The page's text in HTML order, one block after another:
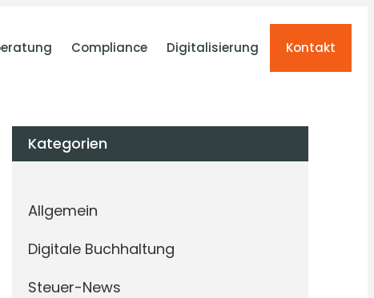
Compliance Digitalisierung Kontakt
Kategorien
Allgemein
Digitale Buchhaltung
Steuer-News